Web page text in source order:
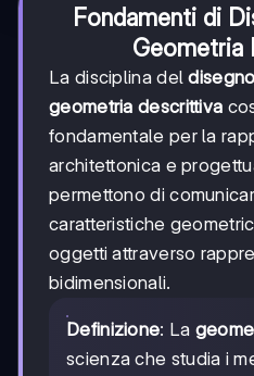
Fondamenti di
Geometria
La disciplina del
geometria descrittiva
fondamentale per la
architettonica e
permettono di
caratteristiche
oggetti attraverso
bidimensionali.
Definizione: La
scienza che studia i